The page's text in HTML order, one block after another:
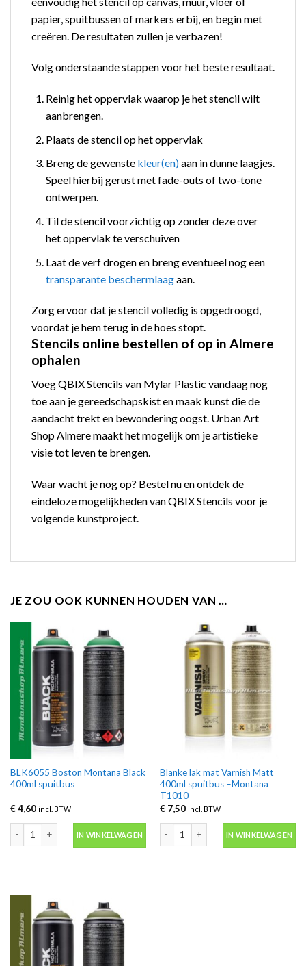
papier, spuitbussen of markers erbij, en begin met
creëren. De resultaten zullen je verbazen!
Volg onderstaande stappen voor het beste resultaat.
Reinig het oppervlak waarop je het stencil wilt
aanbrengen.
Plaats de stencil op het oppervlak
Breng de gewenste kleur(en)aan in dunne laagjes.
Speel hierbij gerust met fade-outs of two-tone
ontwerpen.
Til de stencil voorzichtig op zonder deze over
het oppervlak te verschuiven
Laat de verf drogen en breng eventueel nog een
transparante beschermlaagaan.
Zorg ervoor dat je stencil volledig is opgedroogd,
voordat je hem terug in de hoes stopt.
Stencils online bestellen of op in Almere
ophalen
Voeg QBIX Stencils van Mylar Plastic vandaag nog
toe aan je gereedschapskist en maak kunst die de
aandacht trekt en bewondering oogst. Urban Art
Shop Almere maakt het mogelijk om je artistieke
visie tot leven te brengen.
Waar wacht je nog op? Bestel nu en ontdek de
eindeloze mogelijkheden van QBIX Stencils voor je
volgende kunstproject.
JE ZOU OOK KUNNEN HOUDEN VAN …
BLK6055 Boston Montana Black
400ml spuitbus
€4,60 incl. BTW
IN WINKELWAGEN
Blanke lak mat Varnish Matt
400ml spuitbus –Montana
T1010
€7,50 incl. BTW
IN WINKELWAGEN